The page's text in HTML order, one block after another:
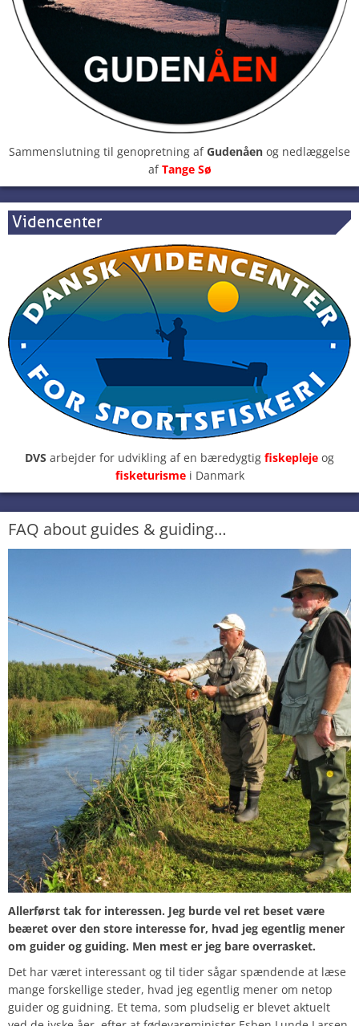
Sammenslutning til genopretning afGudenåen og nedlæggelse
afTange Sø
Videncenter
DVS arbejder for udvikling af en bæredygtig fiskepleje og
fisketurisme i Danmark
FAQ about guides & guiding…
Allerførst tak for interessen. Jeg burde vel ret beset være
beæret over den store interesse for, hvad jeg egentlig mener
om guider og guiding. Men mest er jeg bare overrasket.
Det har været interessant og til tider sågar spændende at læse
mange forskellige steder, hvad jeg egentlig mener om netop
guider og guidning. Et tema, som pludselig er blevet aktuelt